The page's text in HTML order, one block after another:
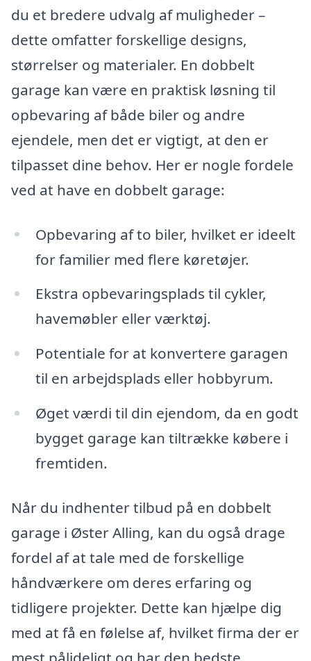
du et bredere udvalg af muligheder –
dette omfatter forskellige designs,
størrelser og materialer. En dobbelt
garage kan være en praktisk løsning til
opbevaring af både biler og andre
ejendele, men det er vigtigt, at den er
tilpasset dine behov. Her er nogle fordele
ved at have en dobbelt garage:
Opbevaring af to biler, hvilket er ideelt
for familier med flere køretøjer.
Ekstra opbevaringsplads til cykler,
havemøbler eller værktøj.
Potentiale for at konvertere garagen
til en arbejdsplads eller hobbyrum.
Øget værdi til din ejendom, da en godt
bygget garage kan tiltrække købere i
fremtiden.
Når du indhenter tilbud på en dobbelt
garage i Øster Alling, kan du også drage
fordel af at tale med de forskellige
håndværkere om deres erfaring og
tidligere projekter. Dette kan hjælpe dig
med at få en følelse af, hvilket firma der er